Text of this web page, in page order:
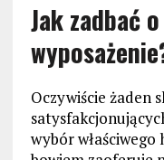
Jak zadbać
Oczywiście żaden
wybór